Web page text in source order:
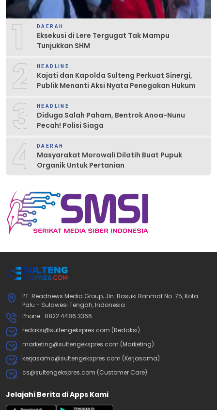
1 DAERAH
Eksekusi di Lere Tergugat Tak Mampu
Tunjukkan SHM
2 HEADLINE
Kajati dan Kapolda Sulteng Perkuat Sinergi,
Publik Menanti Aksi Nyata Penegakan Hukum
3 HEADLINE
Diduga Salah Paham, Bentrok Anoa-Nunu
Pecah! Polisi Siaga
4 DAERAH
Masyarakat Morowali Dilatih Buat Pupuk
Organik Untuk Pertanian
PT. Readnews Media Group, Jln. Basuki Rahmat No. 75, Kota
Palu - Sulawesi Tengah, Indonesia
Phone : 0822 4486 3366
redaksi@sultengekspres.com (Redaksi)
marketing@sultengekspres.com (Marketing)
kerjasama@sultengekspres.com (Kerjasama)
cs@sultengekspres.com (Customer Care)
Jelajahi Berita di Apps Kami